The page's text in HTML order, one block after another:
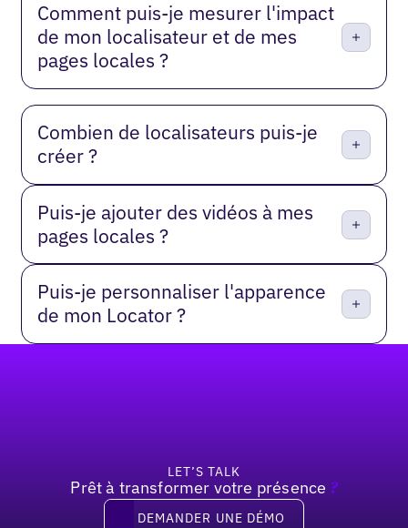
Comment puis-je mesurer l'impact
de mon localisateur et de mes
pages locales ?
Combien de localisateurs puis-je
créer ?
Puis-je ajouter des vidéos à mes
pages locales ?
Puis-je personnaliser l'apparence
de mon Locator ?
LET’S TALK
Prêt à transformer votre présence ?
Demander une démo
DEMANDER UNE DÉMO